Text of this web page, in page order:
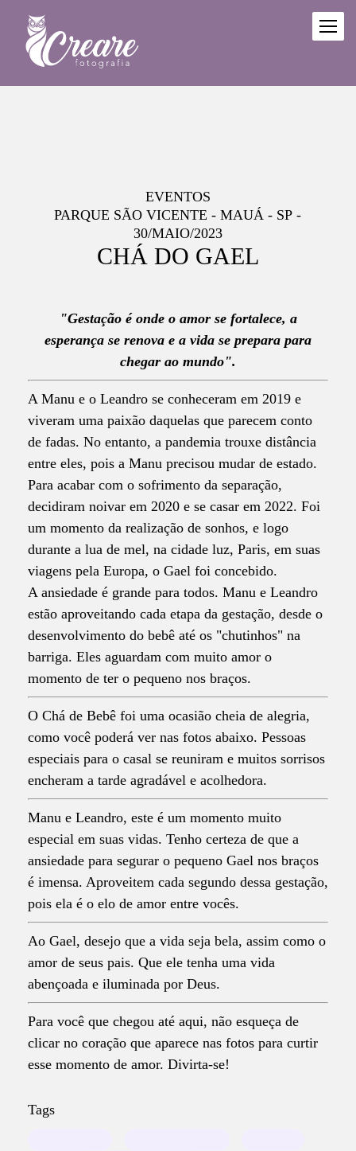
EVENTOS
PARQUE SÃO VICENTE - MAUÁ - SP
30/MAIO/2023
CHÁ DO GAEL
"Gestação é onde o amor se fortalece, a
esperança se renova e a vida se prepara para
chegar ao mundo".
A Manu e o Leandro se conheceram em 2019 e
viveram uma paixão daquelas que parecem conto
de fadas. No entanto, a pandemia trouxe distância
entre eles, pois a Manu precisou mudar de estado.
Para acabar com o sofrimento da separação,
decidiram noivar em 2020 e se casar em 2022. Foi
um momento da realização de sonhos, e logo
durante a lua de mel, na cidade luz, Paris, em suas
viagens pela Europa, o Gael foi concebido.
A ansiedade é grande para todos. Manu e Leandro
estão aproveitando cada etapa da gestação, desde o
desenvolvimento do bebê até os "chutinhos" na
barriga. Eles aguardam com muito amor o
momento de ter o pequeno nos braços.
O Chá de Bebê foi uma ocasião cheia de alegria,
como você poderá ver nas fotos abaixo. Pessoas
especiais para o casal se reuniram e muitos sorrisos
encheram a tarde agradável e acolhedora.
Manu e Leandro, este é um momento muito
especial em suas vidas. Tenho certeza de que a
ansiedade para segurar o pequeno Gael nos braços
é imensa. Aproveitem cada segundo dessa gestação,
pois ela é o elo de amor entre vocês.
Ao Gael, desejo que a vida seja bela, assim como o
amor de seus pais. Que ele tenha uma vida
abençoada e iluminada por Deus.
Para você que chegou até aqui, não esqueça de
clicar no coração que aparece nas fotos para curtir
esse momento de amor. Divirta-se!
Tags